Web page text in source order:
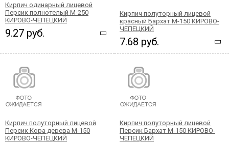
Кирпич одинарный лицевой
Персик полнотелый М-250
КИРОВО-ЧЕПЕЦКИЙ
9.27 руб.
Кирпич полуторный лицевой
красный Бархат М-150 КИРОВО-
ЧЕПЕЦКИЙ
7.68 руб.
Кирпич полуторный лицевой
Персик Кора дерева М-150
КИРОВО-ЧЕПЕЦКИЙ
Кирпич полуторный лицевой
Персик Бархат М-150 КИРОВО-
ЧЕПЕЦКИЙ